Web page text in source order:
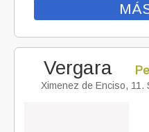
Vergara
Ximenez de Enciso, 11.